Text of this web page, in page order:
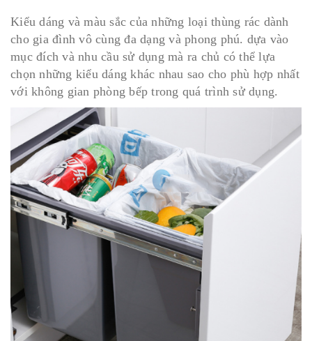
Kiểu dáng và màu sắc của những loại thùng rác dành
cho gia đình vô cùng đa dạng và phong phú. dựa vào
mục đích và nhu cầu sử dụng mà ra chủ có thể lựa
chọn những kiểu dáng khác nhau sao cho phù hợp nhất
với không gian phòng bếp trong quá trình sử dụng.